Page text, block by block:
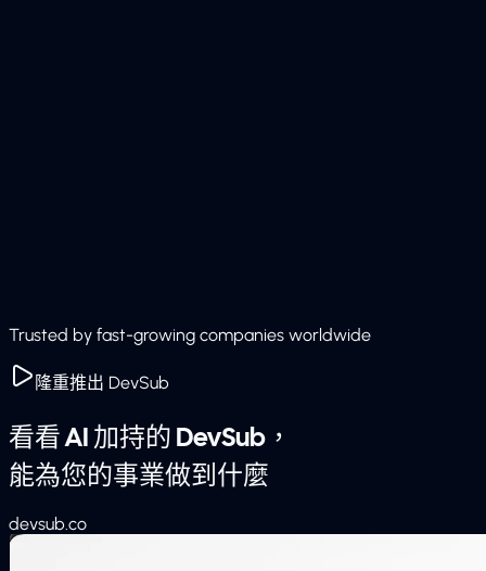
Trusted by fast-growing companies worldwide
隆重推出 DevSub
看看 AI 加持的 DevSub，
能為您的事業做到什麼
devsub.co